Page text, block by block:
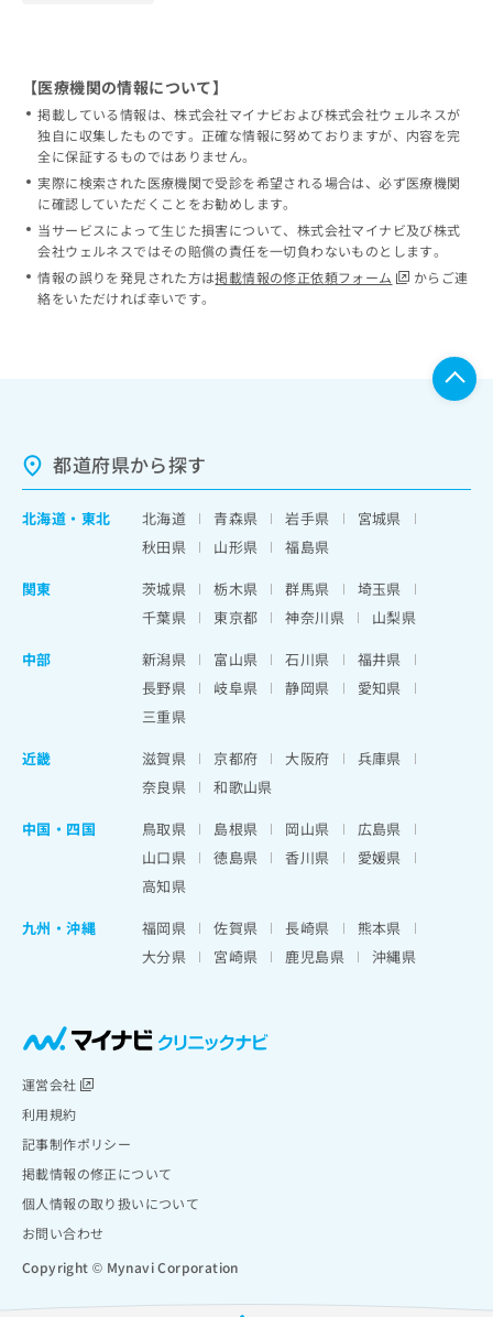
【医療機関の情報について】
掲載している情報は、株式会社マイナビおよび株式会社ウェルネスが
独自に収集したものです。正確な情報に努めておりますが、内容を完
全に保証するものではありません。
実際に検索された医療機関で受診を希望される場合は、必ず医療機関
に確認していただくことをお勧めします。
当サービスによって生じた損害について、株式会社マイナビ及び株式
会社ウェルネスではその賠償の責任を一切負わないものとします。
情報の誤りを発見された方は掲載情報の修正依頼フォーム
からご連
絡をいただければ幸いです。
都道府県から探す
北海道 ・ 東北 北海道 青森県 岩手県
宮城県
秋田県
山形県
福島県
関東
茨城県 栃木県 群馬県
埼玉県
千葉県
東京都 神奈川県
山梨県
中部
新潟県 富山県 石川県
福井県
長野県
岐阜県 静岡県
愛知県
三重県
近畿
滋賀県 京都府 大阪府
兵庫県
奈良県
和歌山県
中国・四国
鳥取県 島根県 岡山県
広島県
山口県
徳島県 香川県
愛媛県
高知県
九州・沖縄
福岡県 佐賀県 長崎県
熊本県
大分県
宮崎県 鹿児島県 沖縄県
運営会社
利用規約
記事制作ポリシー
掲載情報の修正について
個人情報の取り扱いについて
お問い合わせ
Copyright © Mynavi Corporation